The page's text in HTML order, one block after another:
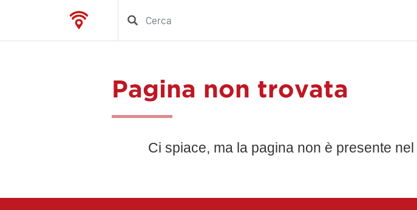
Pagina non trovata
Ci spiace, ma la pagina non è presente